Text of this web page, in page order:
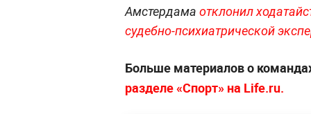
Амстердама отклонил
судебно-психиатрической
Больше материалов о
разделе «Спорт» на Life.ru.